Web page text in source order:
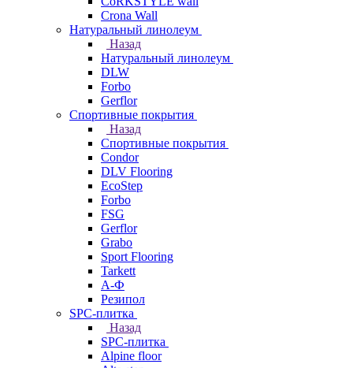
Crona Wall
Натуральный линолеум
Назад
Натуральный линолеум
DLW
Forbo
Gerflor
Спортивные покрытия
Назад
Спортивные покрытия
Condor
DLV Flooring
EcoStep
Forbo
FSG
Gerflor
Grabo
Sport Flooring
Tarkett
А-Ф
Резипол
SPC-плитка
Назад
SPC-плитка
Alpine floor